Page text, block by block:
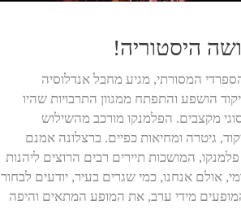
היסטוריה!
המסורתי, מגיע מחבל אנדלוסיה
הושפע והתפתח ממגוון התרבויות שהיו
ומכיל כ-60 סוגי מקצבים. הפלמנקו מורכב מהשילוש
גיטרה ומחיאות כפיים. ברצלונה אמנם
המושכות תיירים רבים הרוצים ליהנות
אולם אנחנו, כמי שגרים בעיר, יודעים לבחור
מידי ערב, את המופע המתאים והיפה